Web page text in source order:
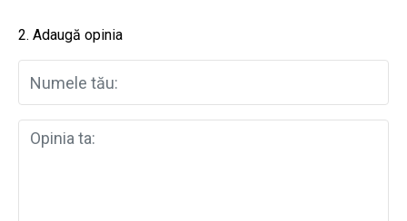
2. Adaugă opinia